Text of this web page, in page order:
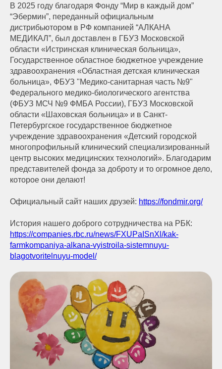
В 2025 году благодаря Фонду “Мир в каждый дом”
“Эбермин”, переданный официальным
дистрибьютором в РФ компанией “АЛКАНА
МЕДИКАЛ”, был доставлен в ГБУЗ Московской
области «Истринская клиническая больница»,
Государственное областное бюджетное учреждение
здравоохранения «Областная детская клиническая
больница», ФБУЗ "Медико-санитарная часть №9"
Федерального медико-биологического агентства
(ФБУЗ МСЧ №9 ФМБА России), ГБУЗ Московской
области «Шаховская больница» и в Санкт-
Петербургское государственное бюджетное
учреждение здравоохранения «Детский городской
многопрофильный клинический специализированный
центр высоких медицинских технологий». Благодарим
представителей фонда за доброту и то огромное дело,
которое они делают!
Официальный сайт наших друзей: https://fondmir.org/
История нашего доброго сотрудничества на РБК:
https://companies.rbc.ru/news/FXUPaISnXl/kak-
farmkompaniya-alkana-vyistroila-sistemnuyu-
blagotvoritelnuyu-model/